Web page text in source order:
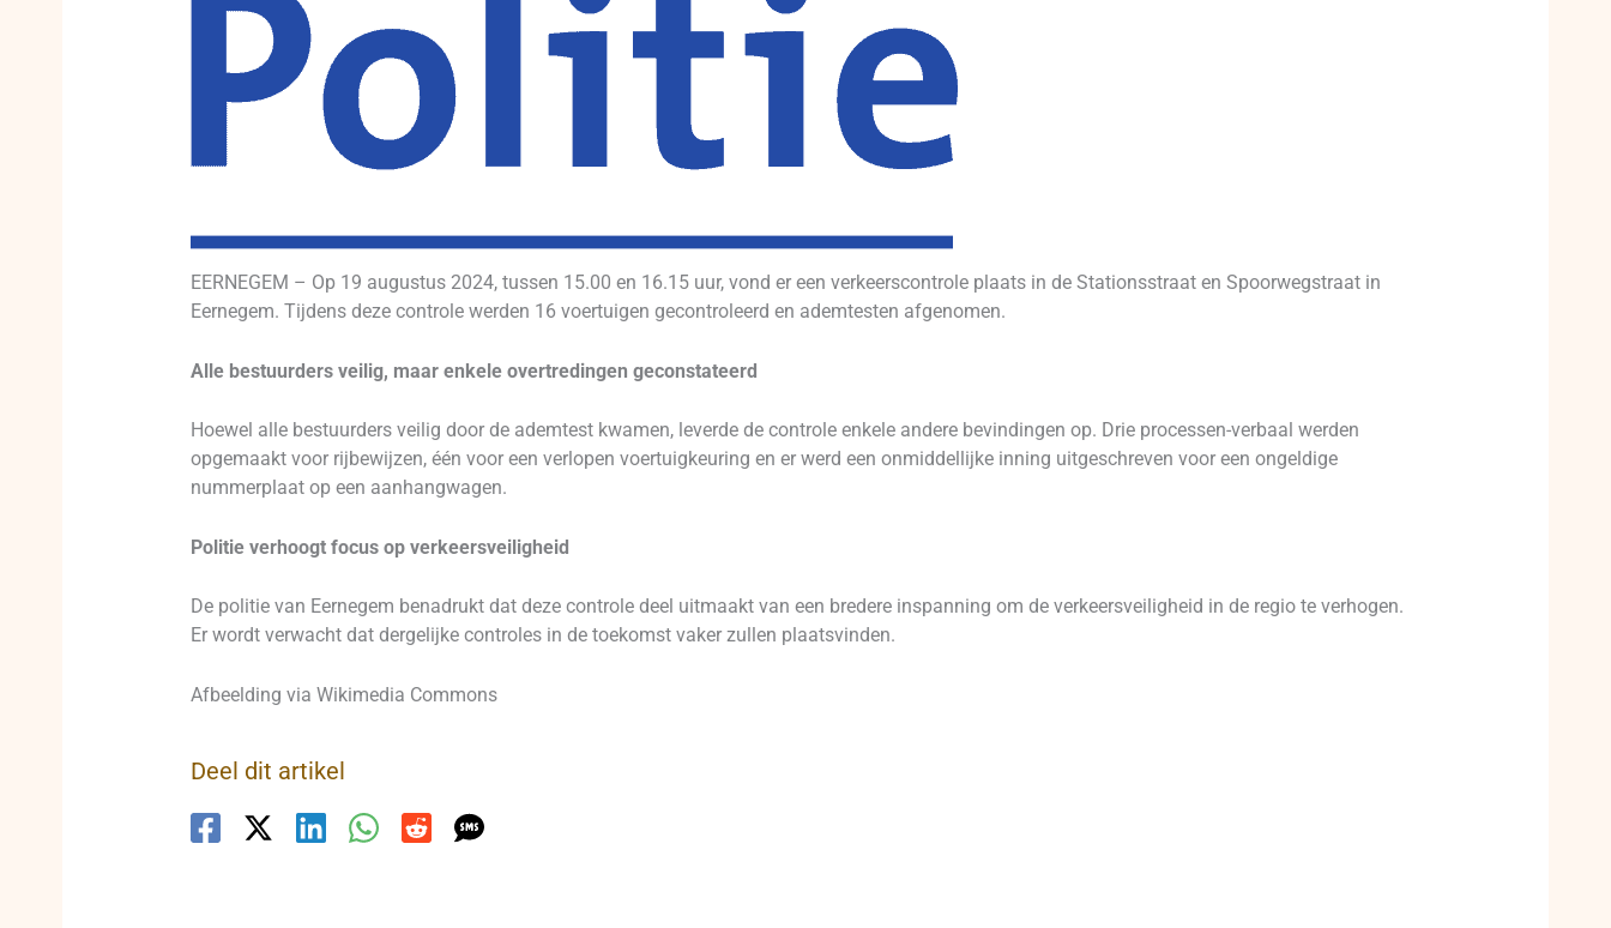
EERNEGEM – Op 19 augustus 2024, tussen 15.00 en 16.15 uur, vond er een verkeerscontrole plaats in de Stationsstraat en Spoorwegstraat in
Eernegem. Tijdens deze controle werden 16 voertuigen gecontroleerd en ademtesten afgenomen.
Alle bestuurders veilig, maar enkele overtredingen geconstateerd
Hoewel alle bestuurders veilig door de ademtest kwamen, leverde de controle enkele andere bevindingen op. Drie processen-verbaal werden
opgemaakt voor rijbewijzen, één voor een verlopen voertuigkeuring en er werd een onmiddellijke inning uitgeschreven voor een ongeldige
nummerplaat op een aanhangwagen.
Politie verhoogt focus op verkeersveiligheid
De politie van Eernegem benadrukt dat deze controle deel uitmaakt van een bredere inspanning om de verkeersveiligheid in de regio te verhogen.
Er wordt verwacht dat dergelijke controles in de toekomst vaker zullen plaatsvinden.
Afbeelding via Wikimedia Commons
Deel dit artikel